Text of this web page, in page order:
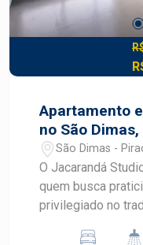
Apartamento
no São
São Dimas -
O Jacarandá
quem busca
privilegiado no